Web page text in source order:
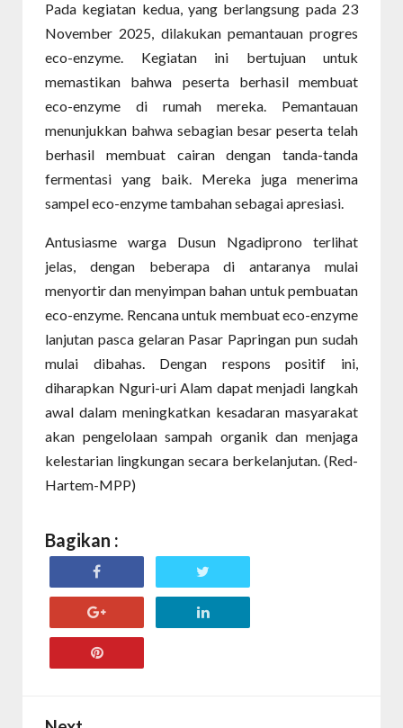
Pada kegiatan kedua, yang berlangsung pada 23
November 2025, dilakukan pemantauan progres
eco-enzyme. Kegiatan ini bertujuan untuk
memastikan bahwa peserta berhasil membuat
eco-enzyme di rumah mereka. Pemantauan
menunjukkan bahwa sebagian besar peserta telah
berhasil membuat cairan dengan tanda-tanda
fermentasi yang baik. Mereka juga menerima
sampel eco-enzyme tambahan sebagai apresiasi.
Antusiasme warga Dusun Ngadiprono terlihat
jelas, dengan beberapa di antaranya mulai
menyortir dan menyimpan bahan untuk pembuatan
eco-enzyme. Rencana untuk membuat eco-enzyme
lanjutan pasca gelaran Pasar Papringan pun sudah
mulai dibahas. Dengan respons positif ini,
diharapkan Nguri-uri Alam dapat menjadi langkah
awal dalam meningkatkan kesadaran masyarakat
akan pengelolaan sampah organik dan menjaga
kelestarian lingkungan secara berkelanjutan. (Red-
Hartem-MPP)
Bagikan :